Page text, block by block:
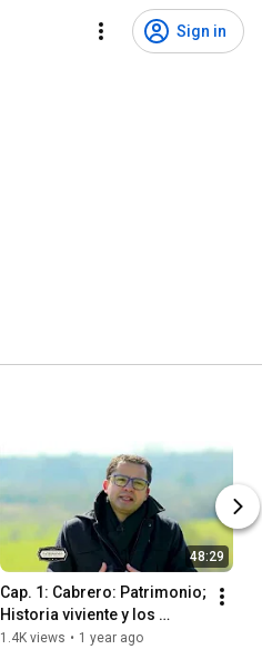
Sign in
48:29
Cap. 1: Cabrero: Patrimonio;
Historia viviente y los
detalles de cómo se forjó la
1.4K views • 1 year ago